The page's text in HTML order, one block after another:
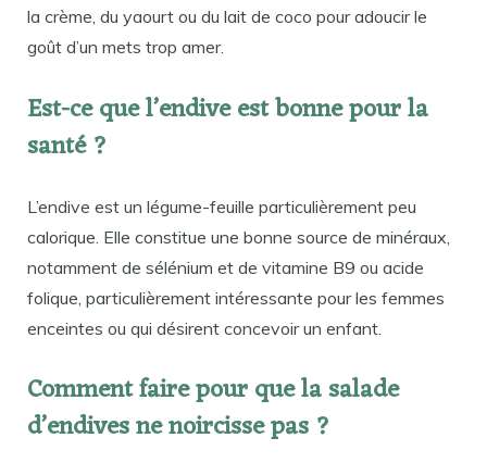
la crème, du yaourt ou du lait de coco pour adoucir le
goût d’un mets trop amer.
Est-ce que l’endive est bonne pour la
santé ?
L’endive est un légume-feuille particulièrement peu
calorique. Elle constitue une bonne source de minéraux,
notamment de sélénium et de vitamine B9 ou acide
folique, particulièrement intéressante pour les femmes
enceintes ou qui désirent concevoir un enfant.
Comment faire pour que la salade
d’endives ne noircisse pas ?